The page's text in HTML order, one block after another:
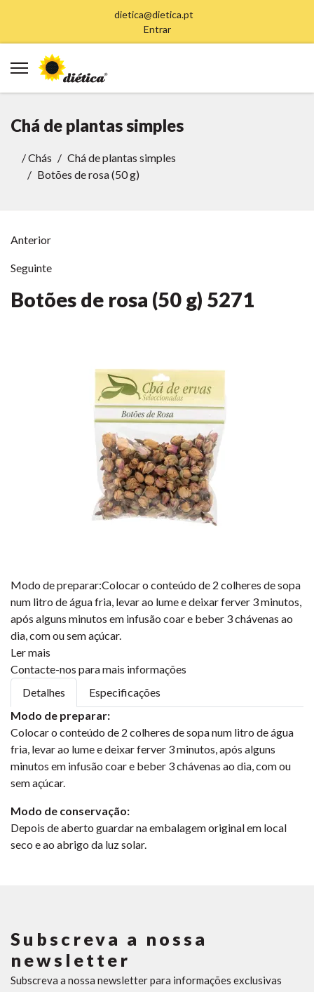
dietica@dietica.pt
Entrar
Chá de plantas simples
/Chás
Chá de plantas simples
Botões de rosa (50 g)
Anterior
Seguinte
Botões de rosa (50 g) 5271
Modo de preparar:Colocar o conteúdo de 2 colheres de sopa
num litro de água fria, levar ao lume e deixar ferver 3 minutos,
após alguns minutos em infusão coar e beber 3 chávenas ao
dia, com ou sem açúcar.
Ler mais
Contacte-nos para mais informações
Detalhes
Especificações
Modo de preparar:
Colocar o conteúdo de 2 colheres de sopa num litro de água
fria, levar ao lume e deixar ferver 3 minutos, após alguns
minutos em infusão coar e beber 3 chávenas ao dia, com ou
sem açúcar.
Modo de conservação:
Depois de aberto guardar na embalagem original em local
seco e ao abrigo da luz solar.
Subscreva a nossa
newsletter
Subscreva a nossa newsletter para informações exclusivas